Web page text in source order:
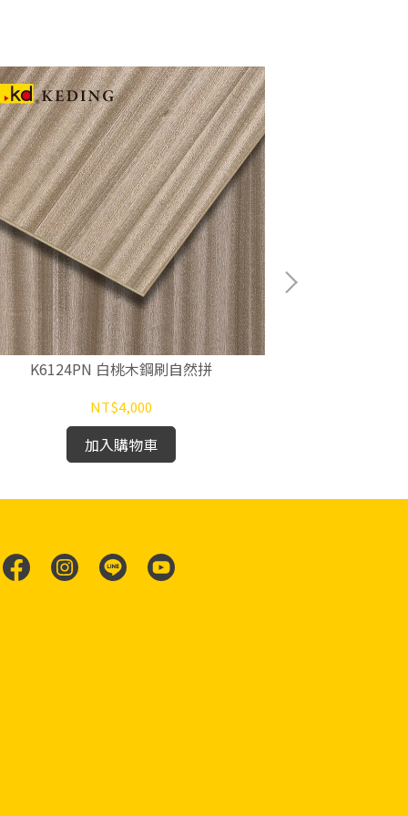
K6124PN 白桃木鋼刷自然拼
NT$4,000
加入購物車